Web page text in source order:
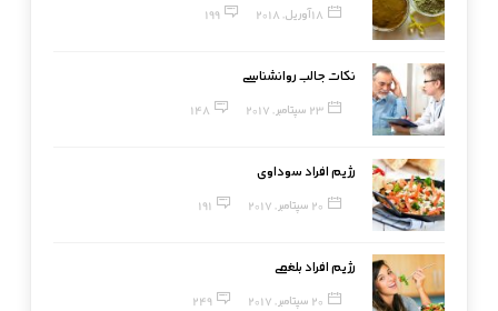
18 آوریل, 2018 199
نکات جالب روانشناسی
23 سپتامبر, 2017 148
رژیم افراد سوداوی
20 سپتامبر, 2017 191
رژیم افراد بلغمی
20 سپتامبر, 2017 249